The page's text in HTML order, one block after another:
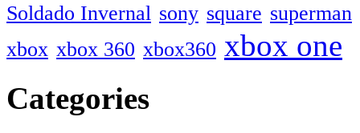
Soldado Invernal sony square superman
xbox xbox 360 xbox360 xbox one
Categories